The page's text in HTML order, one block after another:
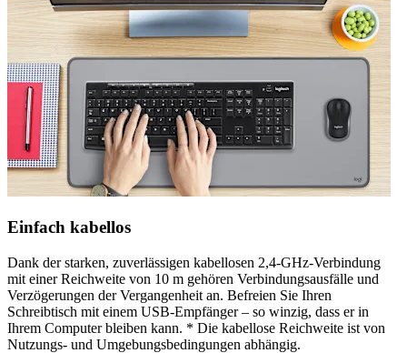
Einfach kabellos
Dank der starken, zuverlässigen kabellosen 2,4-GHz-Verbindung
mit einer Reichweite von 10 m gehören Verbindungsausfälle und
Verzögerungen der Vergangenheit an. Befreien Sie Ihren
Schreibtisch mit einem USB-Empfänger – so winzig, dass er in
Ihrem Computer bleiben kann. * Die kabellose Reichweite ist von
Nutzungs- und Umgebungsbedingungen abhängig.